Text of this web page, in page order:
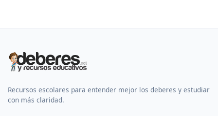
Recursos escolares para entender mejor los deberes y estudiar
con más claridad.